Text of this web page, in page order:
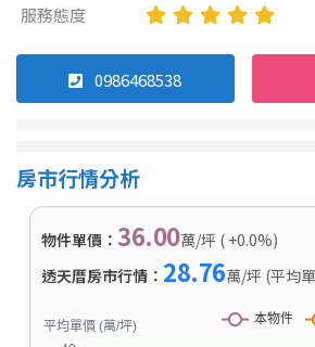
服務態度
0986468538
房市行情分析
物件單價： 36.00萬/坪 ( +0.0%)
透天厝房市行情： 28.76萬/坪 (平均